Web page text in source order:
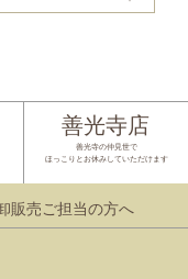
善光寺店
善光寺の仲見世で
ほっこりとお休みしていただけます
販売ご担当の方へ